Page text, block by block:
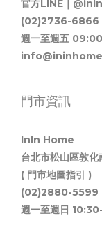
官方LINE｜
(02)2736-6866
週一至週五
門市資訊
InIn Home
台北市松山區敦
( 門市地圖指引 )
(02)2880-5599
週一至週日